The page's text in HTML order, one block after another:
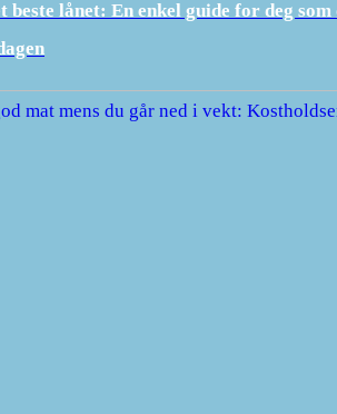
beste lånet: En enkel guide for deg som